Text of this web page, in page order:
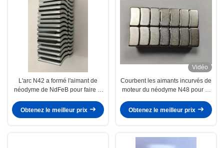
L'arc N42 a formé l'aimant de
néodyme de NdFeB pour faire le
Obtenez le meilleur prix
Vidéo
Courbent les aimants incurvés de
moteur du néodyme N48 pour le
millimètre de BLDC
Obtenez le meilleur prix